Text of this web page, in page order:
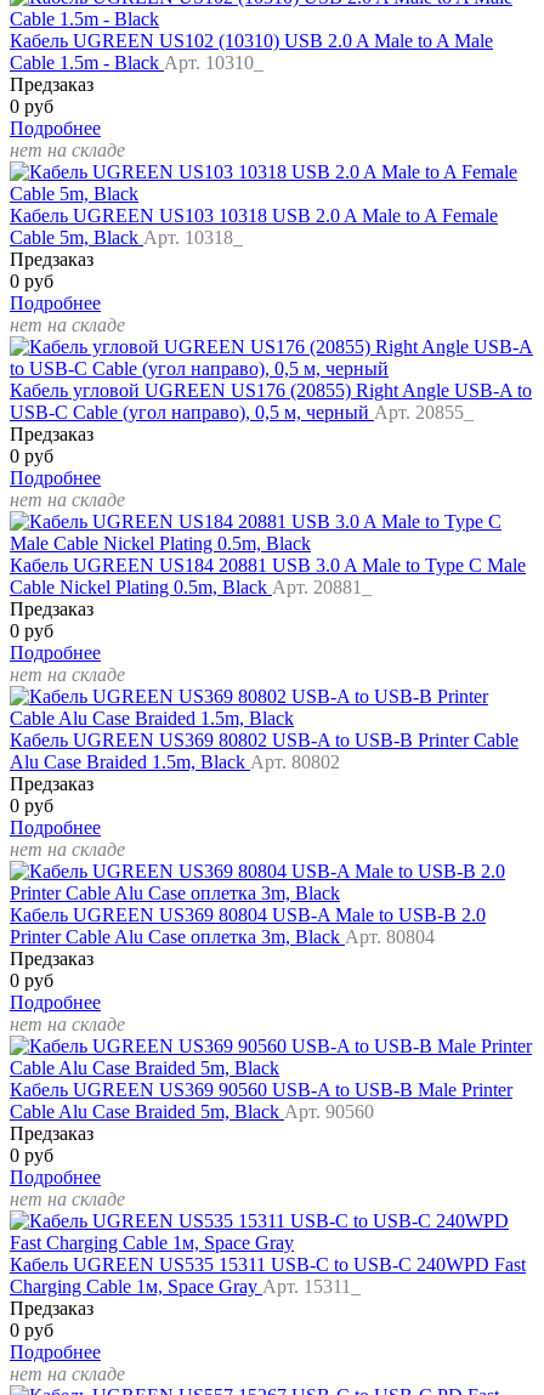
Кабель UGREEN US102 (10310) USB 2.0 A Male to A Male
Cable 1.5m - Black Арт. 10310_
Предзаказ
0 руб
Подробнее
нет на складе
Кабель UGREEN US103 10318 USB 2.0 A Male to A Female
Cable 5m, Black Арт. 10318_
Предзаказ
0 руб
Подробнее
нет на складе
Кабель угловой UGREEN US176 (20855) Right Angle USB-A to
USB-C Cable (угол направо), 0,5 м, черный Арт. 20855_
Предзаказ
0 руб
Подробнее
нет на складе
Кабель UGREEN US184 20881 USB 3.0 A Male to Type C Male
Cable Nickel Plating 0.5m, Black Арт. 20881_
Предзаказ
0 руб
Подробнее
нет на складе
Кабель UGREEN US369 80802 USB-A to USB-B Printer Cable
Alu Case Braided 1.5m, Black Арт. 80802
Предзаказ
0 руб
Подробнее
нет на складе
Кабель UGREEN US369 80804 USB-A Male to USB-B 2.0
Printer Cable Alu Case оплетка 3m, Black Арт. 80804
Предзаказ
0 руб
Подробнее
нет на складе
Кабель UGREEN US369 90560 USB-A to USB-B Male Printer
Cable Alu Case Braided 5m, Black Арт. 90560
Предзаказ
0 руб
Подробнее
нет на складе
Кабель UGREEN US535 15311 USB-C to USB-C 240WPD Fast
Charging Cable 1м, Space Gray Арт. 15311_
Предзаказ
0 руб
Подробнее
нет на складе